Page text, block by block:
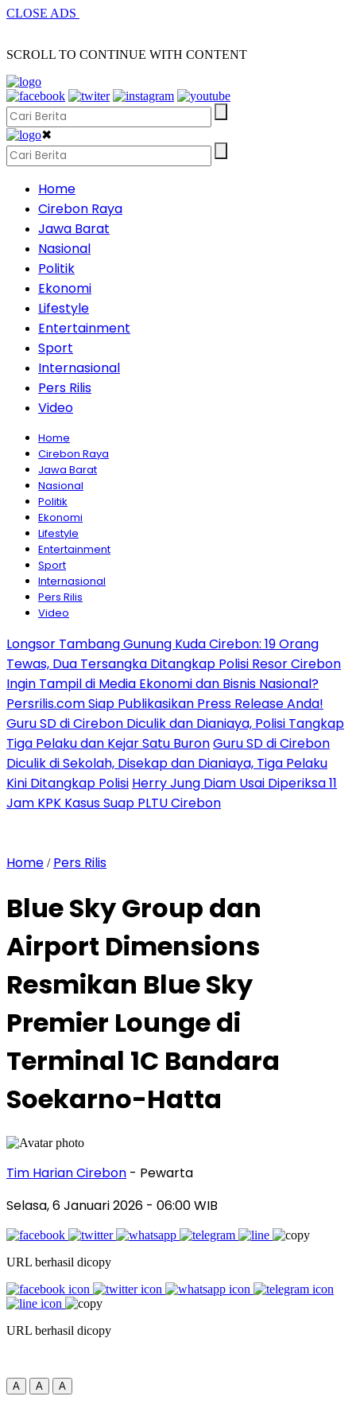
CLOSE ADS
SCROLL TO CONTINUE WITH CONTENT
✖
Home
Cirebon Raya
Jawa Barat
Nasional
Politik
Ekonomi
Lifestyle
Entertainment
Sport
Internasional
Pers Rilis
Video
Home
Cirebon Raya
Jawa Barat
Nasional
Politik
Ekonomi
Lifestyle
Entertainment
Sport
Internasional
Pers Rilis
Video
Longsor Tambang Gunung Kuda Cirebon: 19 Orang
Tewas, Dua Tersangka Ditangkap Polisi Resor Cirebon
Ingin Tampil di Media Ekonomi dan Bisnis Nasional?
Persrilis.com Siap Publikasikan Press Release Anda!
Guru SD di Cirebon Diculik dan Dianiaya, Polisi Tangkap
Tiga Pelaku dan Kejar Satu BuronGuru SD di Cirebon
Diculik di Sekolah, Disekap dan Dianiaya, Tiga Pelaku
Kini Ditangkap Polisi Herry Jung Diam Usai Diperiksa 11
Jam KPK Kasus Suap PLTU Cirebon
Home / Pers Rilis
Blue Sky Group dan
Airport Dimensions
Resmikan Blue Sky
Premier Lounge di
Terminal 1C Bandara
Soekarno-Hatta
Tim Harian Cirebon - Pewarta
Selasa, 6 Januari 2026 - 06:00 WIB
URL berhasil dicopy
URL berhasil dicopy
A A A